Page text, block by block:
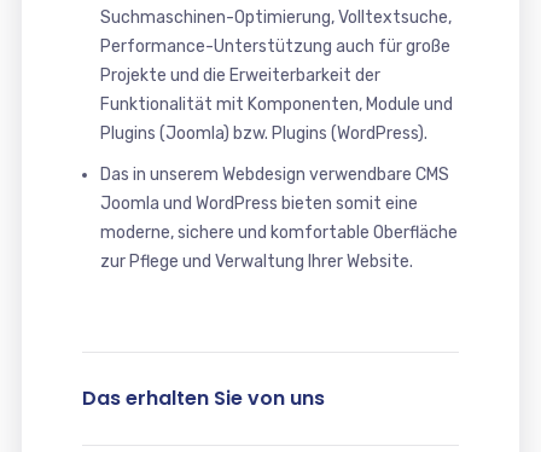
Suchmaschinen-Optimierung, Volltextsuche,
Performance-Unterstützung auch für große
Projekte und die Erweiterbarkeit der
Funktionalität mit Komponenten, Module und
Plugins (Joomla) bzw. Plugins (WordPress).
Das in unserem Webdesign verwendbare CMS
Joomla und WordPress bieten somit eine
moderne, sichere und komfortable Oberfläche
zur Pflege und Verwaltung Ihrer Website.
Das erhalten Sie von uns